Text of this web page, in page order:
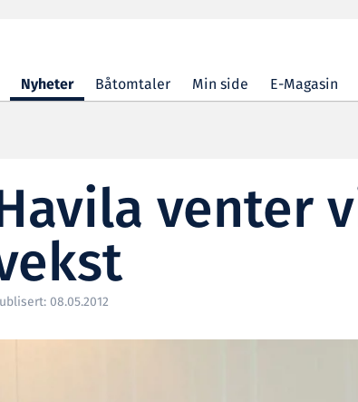
Nyheter Båtomtaler Min side E-Magasin
venter
08.05.2012